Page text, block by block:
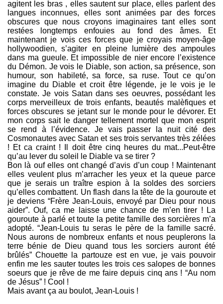
agitent les bras , elles sautent sur place, elles parlent des
langues inconnues, elles sont animées par des forces
obscures que nous croyons imaginaires tant elles sont
restées longtemps enfouies au fond des âmes. Et
maintenant je vois ces forces que je croyais moyen-âge
hollywoodien, s’agiter en pleine lumière des ampoules
dans ma gueule. Et impossible de nier encore l’existence
du Démon. Je vois le Diable, son action, sa présence, son
humour, son habileté, sa force, sa ruse. Tout ce qu’on
imagine du Diable et croit être légende, je le vois je le
constate. Je vois Satan dans ses oeuvres, possédant les
corps merveilleux de trois enfants, beautés malèfiques et
forces obscures se jetant sur le monde pour le dévorer. Et
mon corps sait le danger tellement mortel que mon esprit
se rend à l’évidence. Je vais passer la nuit cité des
Cosmonautes avec Satan et ses trois servantes très zélées
! Et ca craint ! Il doit être cinq heures du mat...Peut-être
qu’au lever du soleil le Diable va se tirer ?
Bon là ouf elles ont changé d’avis d’un coup ! Maintenant
elles veulent plus m’arracher les yeux et la queue parce
que je serais un traître espion à la soldes des sorciers
qu’elles combattent. Un flash dans la tête de la gouroute et
je deviens “Frère Jean-Louis, envoyé par Dieu pour nous
aider”. Ouf, ca me laisse une chance de m’en tirer ! La
gouroute à parlé et toute la petite famille des sorcières m’a
adopté. “Jean-Louis tu seras le père de la famille sacré.
Nous aurons de nombreux enfants et nous peuplerons la
terre bénie de Dieu quand tous les sorciers auront été
brûlés” Chouette la partouze est en vue, je vais pouvoir
enfin me les sauter toutes les trois ces salopes de bonnes
soeurs que je rêve de me faire depuis cinq ans ! “Au nom
de Jésus” ! Cool !
Mais avant ça au boulot, Jean-Louis !